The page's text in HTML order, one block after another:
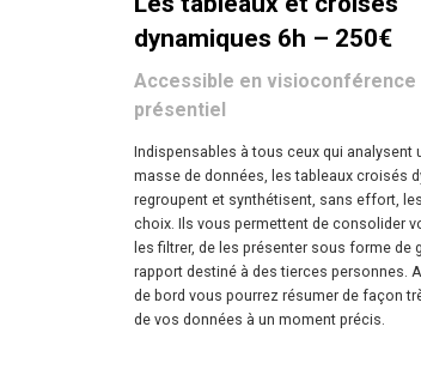
dynamiques 6h – 250€
Accessible en visioconférence
présentiel
Indispensables à tous ceux qui analysent
masse de données, les tableaux croisés
regroupent et synthétisent, sans effort,
choix. Ils vous permettent de consolider
les filtrer, de les présenter sous forme de
rapport destiné à des tierces personnes.
de bord vous pourrez résumer de façon
de vos données à un moment précis.